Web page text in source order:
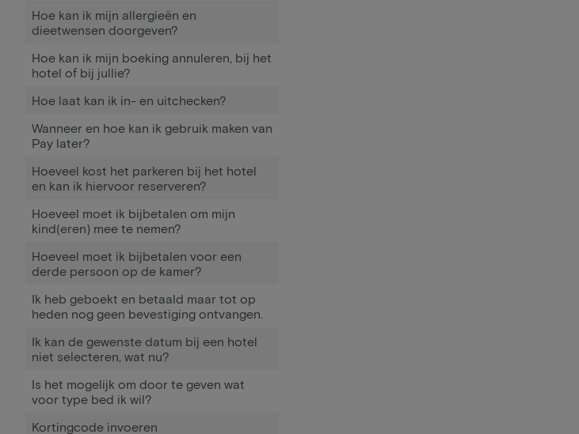
Hoe kan ik mijn allergieën en
dieetwensen doorgeven?
Hoe kan ik mijn boeking annuleren, bij het
hotel of bij jullie?
Hoe laat kan ik in- en uitchecken?
Wanneer en hoe kan ik gebruik maken van
Pay later?
Hoeveel kost het parkeren bij het hotel
en kan ik hiervoor reserveren?
Hoeveel moet ik bijbetalen om mijn
kind(eren) mee te nemen?
Hoeveel moet ik bijbetalen voor een
derde persoon op de kamer?
Ik heb geboekt en betaald maar tot op
heden nog geen bevestiging ontvangen.
Ik kan de gewenste datum bij een hotel
niet selecteren, wat nu?
Is het mogelijk om door te geven wat
voor type bed ik wil?
Kortingcode invoeren